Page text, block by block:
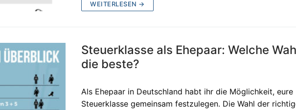
WEITERLESEN →
Steuerklasse als Ehepaar: Welche
die beste?
Als Ehepaar in Deutschland habt ihr die Möglichkeit, eure
Steuerklasse gemeinsam festzulegen. Die Wahl der